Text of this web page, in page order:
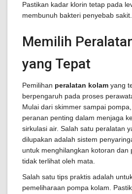
Pastikan kadar klorin tetap pada
membunuh bakteri penyebab sakit.
Memilih
yang Tepat
Pemilihan peralatan kolam yang
berpengaruh pada proses
Mulai dari skimmer sampai
peranan penting dalam menjaga
sirkulasi air. Salah satu peralatan
dilupakan adalah sistem
untuk menghilangkan kotoran dan
tidak terlihat oleh mata.
Salah satu tips praktis adalah
pemeliharaan pompa kolam.